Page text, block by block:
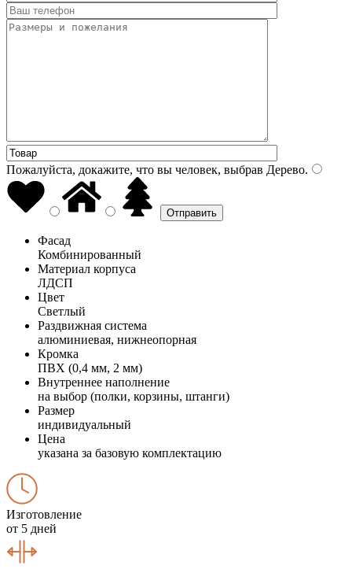
Пожалуйста, докажите, что вы человек, выбрав Дерево.
Фасад
Комбинированный
Материал корпуса
ЛДСП
Цвет
Светлый
Раздвижная система
алюминиевая, нижнеопорная
Кромка
ПВХ (0,4 мм, 2 мм)
Внутреннее наполнение
на выбор (полки, корзины, штанги)
Размер
индивидуальный
Цена
указана за базовую комплектацию
Изготовление
от 5 дней